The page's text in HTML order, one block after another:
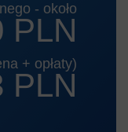
- około
PLN
+ opłaty)
PLN